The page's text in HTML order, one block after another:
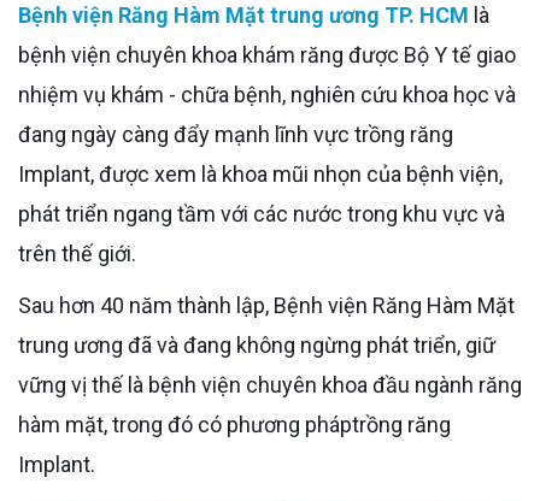
Bệnh viện Răng Hàm Mặt trung ương TP. HCM là
bệnh viện chuyên khoa khám răng được Bộ Y tế giao
nhiệm vụ khám - chữa bệnh, nghiên cứu khoa học và
đang ngày càng đẩy mạnh lĩnh vực trồng răng
Implant, được xem là khoa mũi nhọn của bệnh viện,
phát triển ngang tầm với các nước trong khu vực và
trên thế giới.
Sau hơn 40 năm thành lập, Bệnh viện Răng Hàm Mặt
trung ương đã và đang không ngừng phát triển, giữ
vững vị thế là bệnh viện chuyên khoa đầu ngành răng
hàm mặt, trong đó có phương pháptrồng răng
Implant.